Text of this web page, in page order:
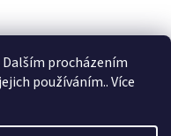
procházením
používáním.. Více